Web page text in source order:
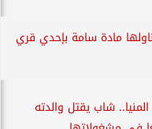
مادة سامة بإحدي قري
شاب يقتل والدته